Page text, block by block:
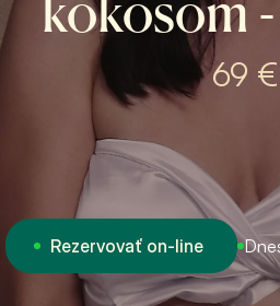
69 €
Rezervovať on-line